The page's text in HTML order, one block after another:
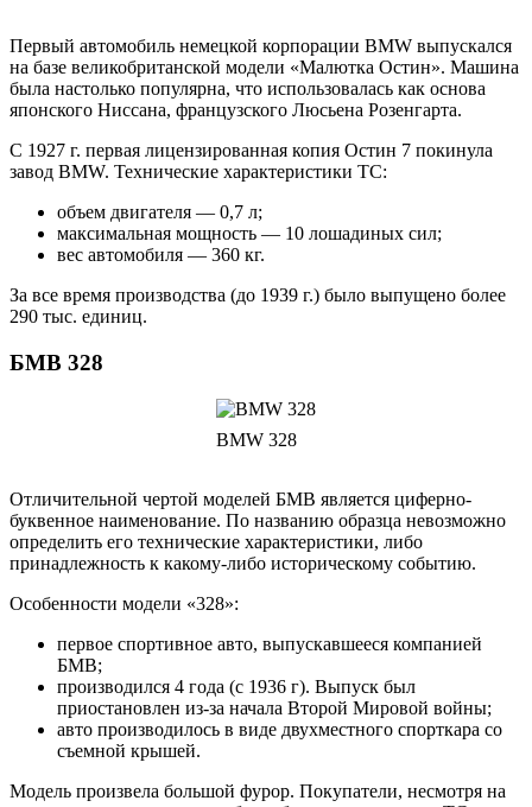
Первый автомобиль немецкой корпорации BMW выпускался
на базе великобританской модели «Малютка Остин». Машина
была настолько популярна, что использовалась как основа
японского Ниссана, французского Люсьена Розенгарта.
С 1927 г. первая лицензированная копия Остин 7 покинула
завод BMW. Технические характеристики ТС:
объем двигателя — 0,7 л;
максимальная мощность — 10 лошадиных сил;
вес автомобиля — 360 кг.
За все время производства (до 1939 г.) было выпущено более
290 тыс. единиц.
БМВ 328
BMW 328
Отличительной чертой моделей БМВ является циферно-
буквенное наименование. По названию образца невозможно
определить его технические характеристики, либо
принадлежность к какому-либо историческому событию.
Особенности модели «328»:
первое спортивное авто, выпускавшееся компанией
БМВ;
производился 4 года (с 1936 г). Выпуск был
приостановлен из-за начала Второй Мировой войны;
авто производилось в виде двухместного спорткара со
съемной крышей.
Модель произвела большой фурор. Покупатели, несмотря на